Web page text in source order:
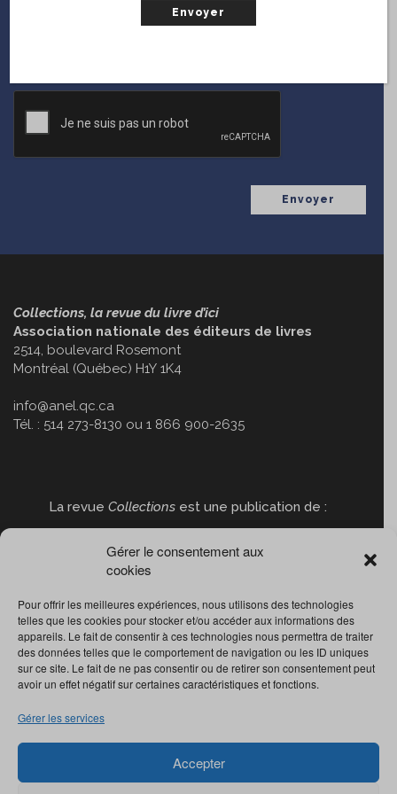
Gérer le consentement aux
cookies
Pour offrir les meilleures expériences, nous utilisons des technologies
telles que les cookies pour stocker et/ou accéder aux informations des
appareils. Le fait de consentir à ces technologies nous permettra de traiter
des données telles que le comportement de navigation ou les ID uniques
sur ce site. Le fait de ne pas consentir ou de retirer son consentement peut
avoir un effet négatif sur certaines caractéristiques et fonctions.
Gérer les services
Accepter
diffuse une nouvelle parution.
Collections, la revue du livre d’ici
Association nationale des éditeurs de livres
2514, boulevard Rosemont
Montréal (Québec) H1Y 1K4
info@anel.qc.ca
Tél. : 514 273-8130 ou 1 866 900-2635
La revue Collections est une publication de :